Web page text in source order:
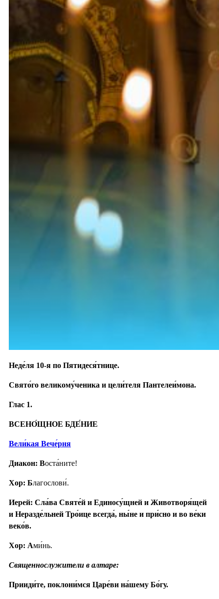
Неде́ля 10-я по Пятидеся́тнице.
Свято́го великому́ченика и цели́теля Пантелеи́мона.
Глас 1.
ВСЕНО́ЩНОЕ БДЕ́НИЕ
Вели́кая Вече́рня
Диакон: Воста́ните!
Хор: Благослови́.
Иерей: Сла́ва Святе́й и Единосу́щней и Животворя́щей
и Неразде́льней Тро́ице всегда́, ны́не и при́сно и во ве́ки
веко́в.
Хор: Ами́нь.
Священнослужители в алтаре:
Прииди́те, поклони́мся Царе́ви на́шему Бо́гу.